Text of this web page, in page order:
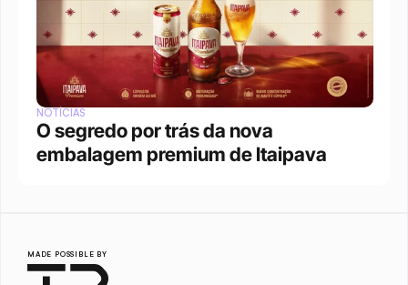
NOTÍCIAS
O segredo por trás da nova
embalagem premium de Itaipava
MADE POSSIBLE BY